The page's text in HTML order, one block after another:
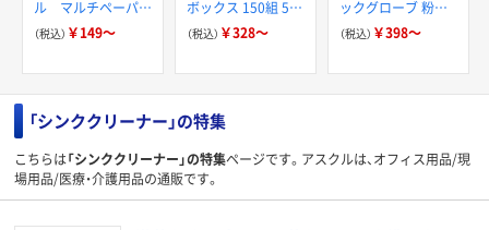
ル マルチペーパー
スーパーホワイト+
（税込） ￥149～
ボックス 150組 5箱
入 アスクル スマー
（税込） ￥328～
ックグローブ 粉な
し（パウダーフリー）
（税込） ￥398～
「シンククリーナー」の特集
こちらは「シンククリーナー」の特集ページです。アスクルは、オフィス用品/現
場用品/医療・介護用品の通販です。